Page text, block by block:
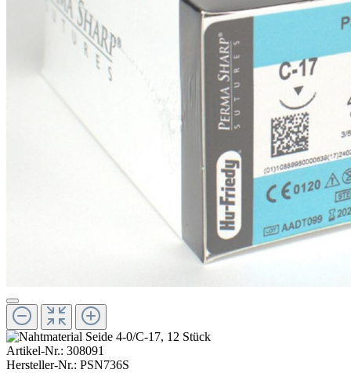
Artikel-Nr.: 308091
Hersteller-Nr.: PSN736S